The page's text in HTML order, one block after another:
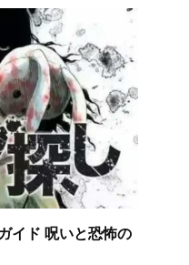
イド 呪いと恐怖の